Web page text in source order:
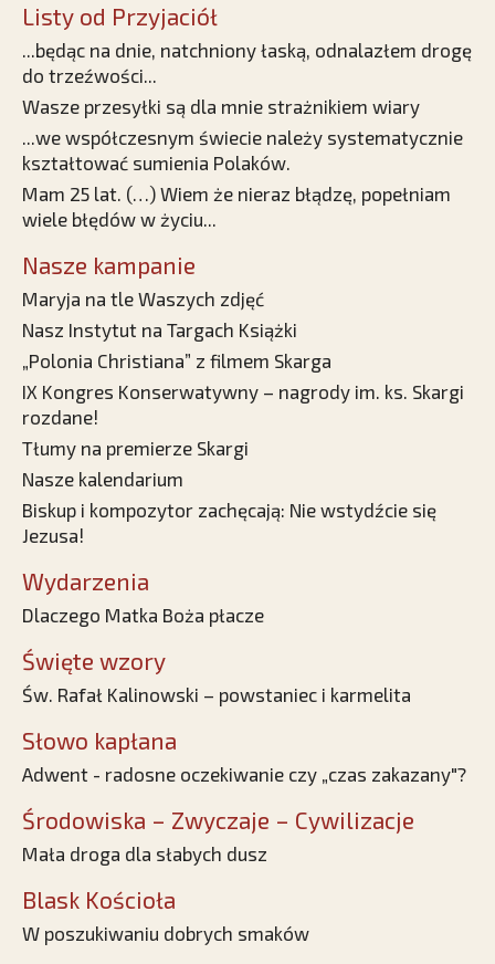
Listy od Przyjaciół
...będąc na dnie, natchniony łaską, odnalazłem drogę
do trzeźwości...
Wasze przesyłki są dla mnie strażnikiem wiary
...we współczesnym świecie należy systematycznie
kształtować sumienia Polaków.
Mam 25 lat. (…) Wiem że nieraz błądzę, popełniam
wiele błędów w życiu...
Nasze kampanie
Maryja na tle Waszych zdjęć
Nasz Instytut na Targach Książki
„Polonia Christiana” z filmem Skarga
IX Kongres Konserwatywny – nagrody im. ks. Skargi
rozdane!
Tłumy na premierze Skargi
Nasze kalendarium
Biskup i kompozytor zachęcają: Nie wstydźcie się
Jezusa!
Wydarzenia
Dlaczego Matka Boża płacze
Święte wzory
Św. Rafał Kalinowski – powstaniec i karmelita
Słowo kapłana
Adwent - radosne oczekiwanie czy „czas zakazany"?
Środowiska – Zwyczaje – Cywilizacje
Mała droga dla słabych dusz
Blask Kościoła
W poszukiwaniu dobrych smaków